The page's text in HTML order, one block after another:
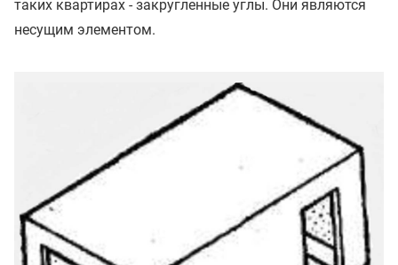
таких квартирах - закругленные углы. Они являются
несущим элементом.